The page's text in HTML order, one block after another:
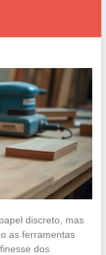
discreto, mas
as ferramentas
dos